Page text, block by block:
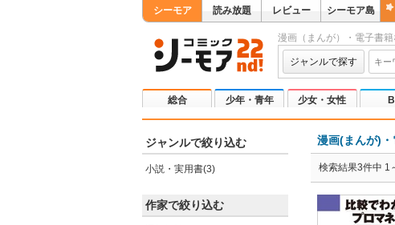
シーモア 読み放題 レビュー シーモア島
漫画（まんが）・電子書
ジャンルで探す
総合 少年・青年 少女・女性
ジャンルで絞り込む
小説・実用書(3)
作家で絞り込む
漫画(まんが)
検索結果3件中 1